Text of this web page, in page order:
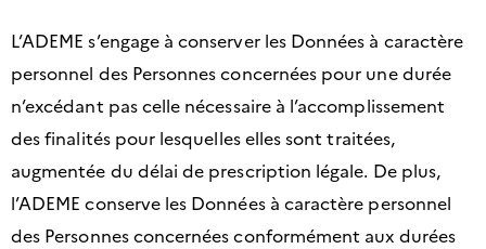
L’ADEME s’engage à conserver les Données à caractère
personnel des Personnes concernées pour une durée
n’excédant pas celle nécessaire à l’accomplissement
des finalités pour lesquelles elles sont traitées,
augmentée du délai de prescription légale. De plus,
l’ADEME conserve les Données à caractère personnel
des Personnes concernées conformément aux durées